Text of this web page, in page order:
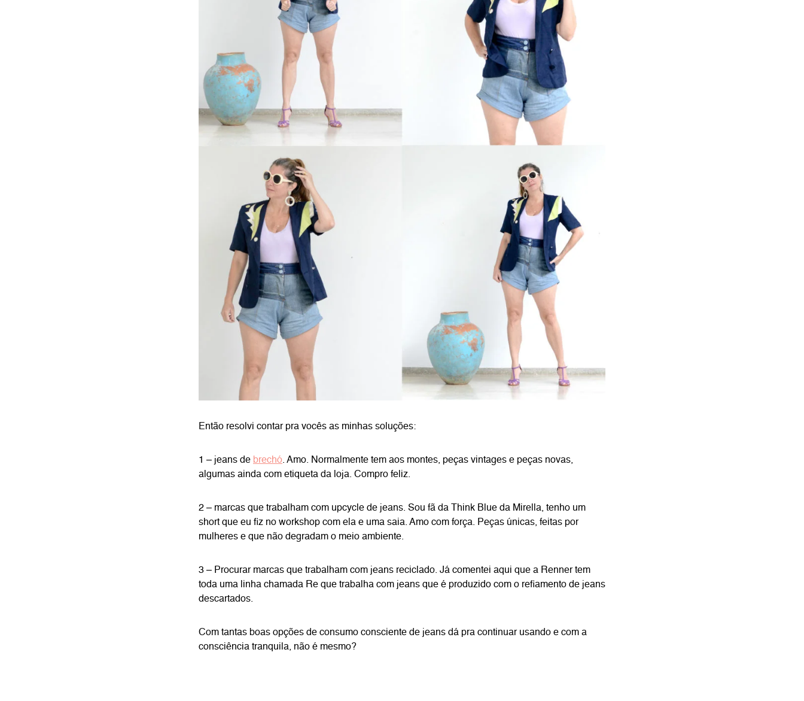
Então resolvi contar pra vocês as minhas soluções:
1 – jeans de brechó. Amo. Normalmente tem aos montes, peças vintages e peças novas,
algumas ainda com etiqueta da loja. Compro feliz.
2 – marcas que trabalham com upcycle de jeans. Sou fã da Think Blue da Mirella, tenho um
short que eu fiz no workshop com ela e uma saia. Amo com força. Peças únicas, feitas por
mulheres e que não degradam o meio ambiente.
3 – Procurar marcas que trabalham com jeans reciclado. Já comentei aqui que a Renner tem
toda uma linha chamada Re que trabalha com jeans que é produzido com o refiamento de jeans
descartados.
Com tantas boas opções de consumo consciente de jeans dá pra continuar usando e com a
consciência tranquila, não é mesmo?